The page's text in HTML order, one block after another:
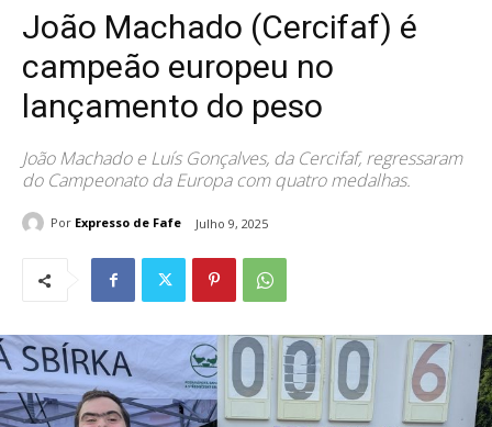
João Machado (Cercifaf) é
campeão europeu no
lançamento do peso
João Machado e Luís Gonçalves, da Cercifaf, regressaram
do Campeonato da Europa com quatro medalhas.
Por Expresso de Fafe Julho 9, 2025